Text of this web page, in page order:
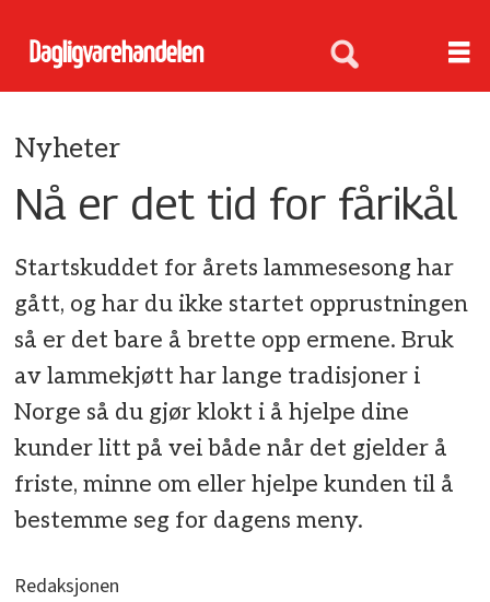
Nyheter
Nå er det tid for fårikål
Startskuddet for årets lammesesong har
gått, og har du ikke startet opprustningen
så er det bare å brette opp ermene. Bruk
av lammekjøtt har lange tradisjoner i
Norge så du gjør klokt i å hjelpe dine
kunder litt på vei både når det gjelder å
friste, minne om eller hjelpe kunden til å
bestemme seg for dagens meny.
Redaksjonen